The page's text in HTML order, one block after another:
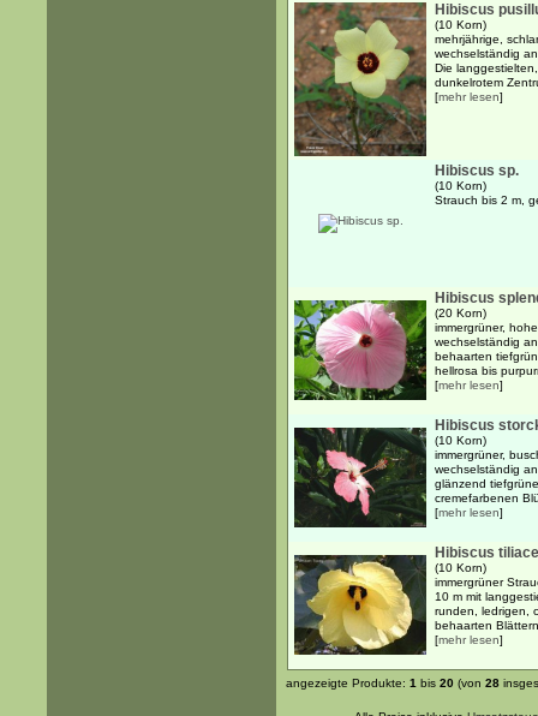
Hibiscus
(10 Korn)
mehrjährige,
wechselständig
Die
dunkelrotem
[mehr lesen]
Hibiscus sp.
(10 Korn)
Strauch bis 2 m,
Hibiscus
(20 Korn)
immergrüner,
wechselständig
behaarten
hellrosa bis
[mehr lesen]
Hibiscus
(10 Korn)
immergrüner,
wechselständig
glänzend
cremefarbenen
[mehr lesen]
Hibiscus
(10 Korn)
immergrüner
10 m mit
runden, ledrigen,
behaarten
[mehr lesen]
angezeigte Produkte: 1 bis 20 (von 28